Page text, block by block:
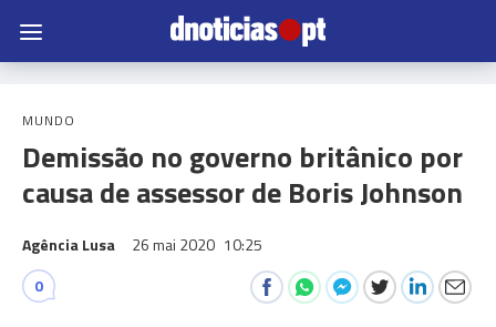
MUNDO
Demissão no governo britânico por
causa de assessor de Boris Johnson
Agência Lusa 26 mai 2020 10:25
0